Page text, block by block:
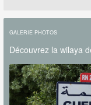
GALERIE PHOTOS
Découvrez la wilaya